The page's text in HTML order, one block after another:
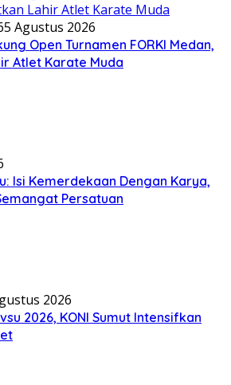
5 Agustus 2026
Open Turnamen FORKI Medan,
Atlet Karate Muda
Isi Kemerdekaan Dengan Karya,
Persatuan
2026
2026, KONI Sumut Intensifkan